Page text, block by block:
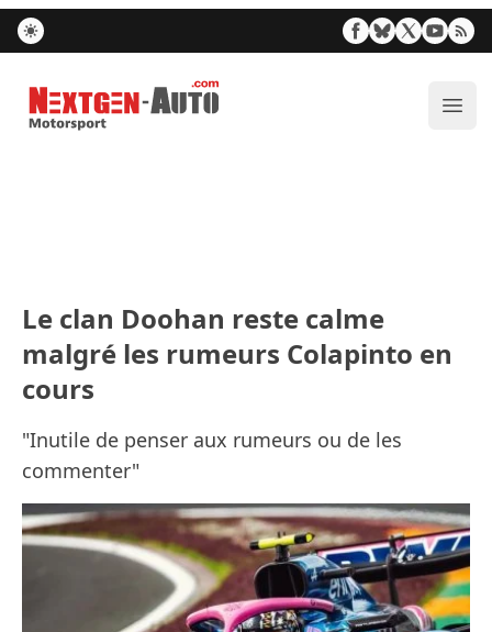
Nextgen-Auto.com
Le clan Doohan reste calme
malgré les rumeurs Colapinto en
cours
"Inutile de penser aux rumeurs ou de les
commenter"